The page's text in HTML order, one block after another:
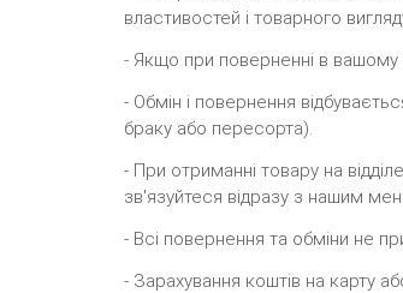
властивостей і товарного
- Якщо при поверненні в вашому
- Обмін і повернення
браку або пересорта).
- При отриманні товару на
зв'язуйтеся відразу з нашим
- Всі повернення та обміни не
- Зарахування коштів на карту